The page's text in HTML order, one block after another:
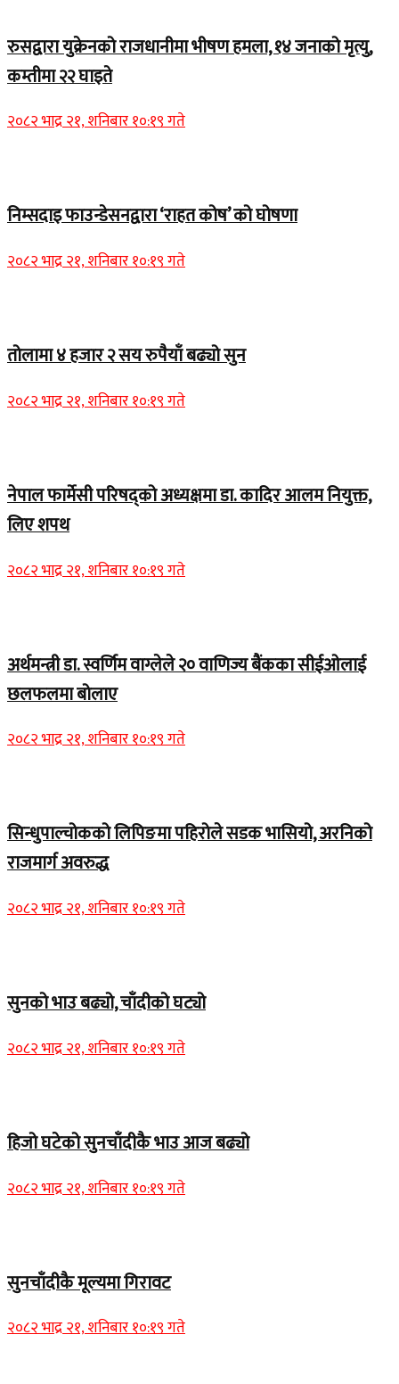
रुसद्वारा युक्रेनको राजधानीमा भीषण हमला, १४ जनाको मृत्यु,
कम्तीमा २२ घाइते
२०८२ भाद्र २१, शनिबार १०:१९ गते
निम्सदाइ फाउन्डेसनद्वारा ‘राहत कोष’ को घोषणा
२०८२ भाद्र २१, शनिबार १०:१९ गते
तोलामा ४ हजार २ सय रुपैयाँ बढ्यो सुन
२०८२ भाद्र २१, शनिबार १०:१९ गते
नेपाल फार्मेसी परिषद्को अध्यक्षमा डा. कादिर आलम नियुक्त,
लिए शपथ
२०८२ भाद्र २१, शनिबार १०:१९ गते
अर्थमन्त्री डा. स्वर्णिम वाग्लेले २० वाणिज्य बैंकका सीईओलाई
छलफलमा बोलाए
२०८२ भाद्र २१, शनिबार १०:१९ गते
सिन्धुपाल्चोकको लिपिङमा पहिरोले सडक भासियो, अरनिको
राजमार्ग अवरुद्ध
२०८२ भाद्र २१, शनिबार १०:१९ गते
सुनको भाउ बढ्यो, चाँदीको घट्यो
२०८२ भाद्र २१, शनिबार १०:१९ गते
हिजो घटेको सुनचाँदीकै भाउ आज बढ्यो
२०८२ भाद्र २१, शनिबार १०:१९ गते
सुनचाँदीकै मूल्यमा गिरावट
२०८२ भाद्र २१, शनिबार १०:१९ गते